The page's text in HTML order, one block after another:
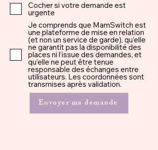
Cocher si votre demande est
urgente
Je comprends que MamSwitch est
une plateforme de mise en relation
(et non un service de garde), qu’elle
ne garantit pas la disponibilité des
places ni l’issue des demandes, et
qu’elle ne peut être tenue
responsable des échanges entre
utilisateurs. Les coordonnées sont
transmises après validation.
Envoyer ma demande